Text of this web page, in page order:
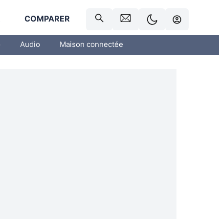
COMPARER
Audio Maison connectée